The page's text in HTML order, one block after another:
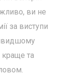
ви не
за виступи
краще та